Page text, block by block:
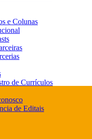
e Colunas
de Currículos
de Editais